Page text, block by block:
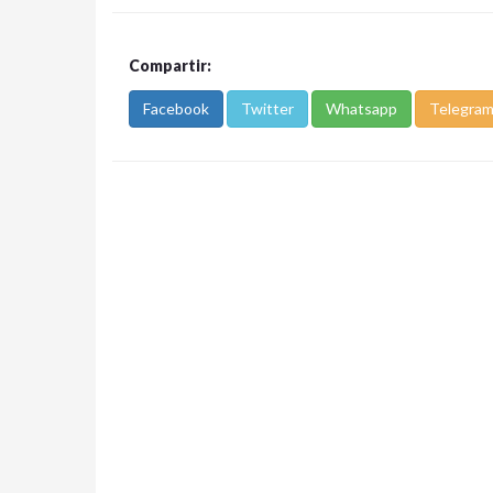
Compartir:
Facebook Twitter Whatsapp Telegram